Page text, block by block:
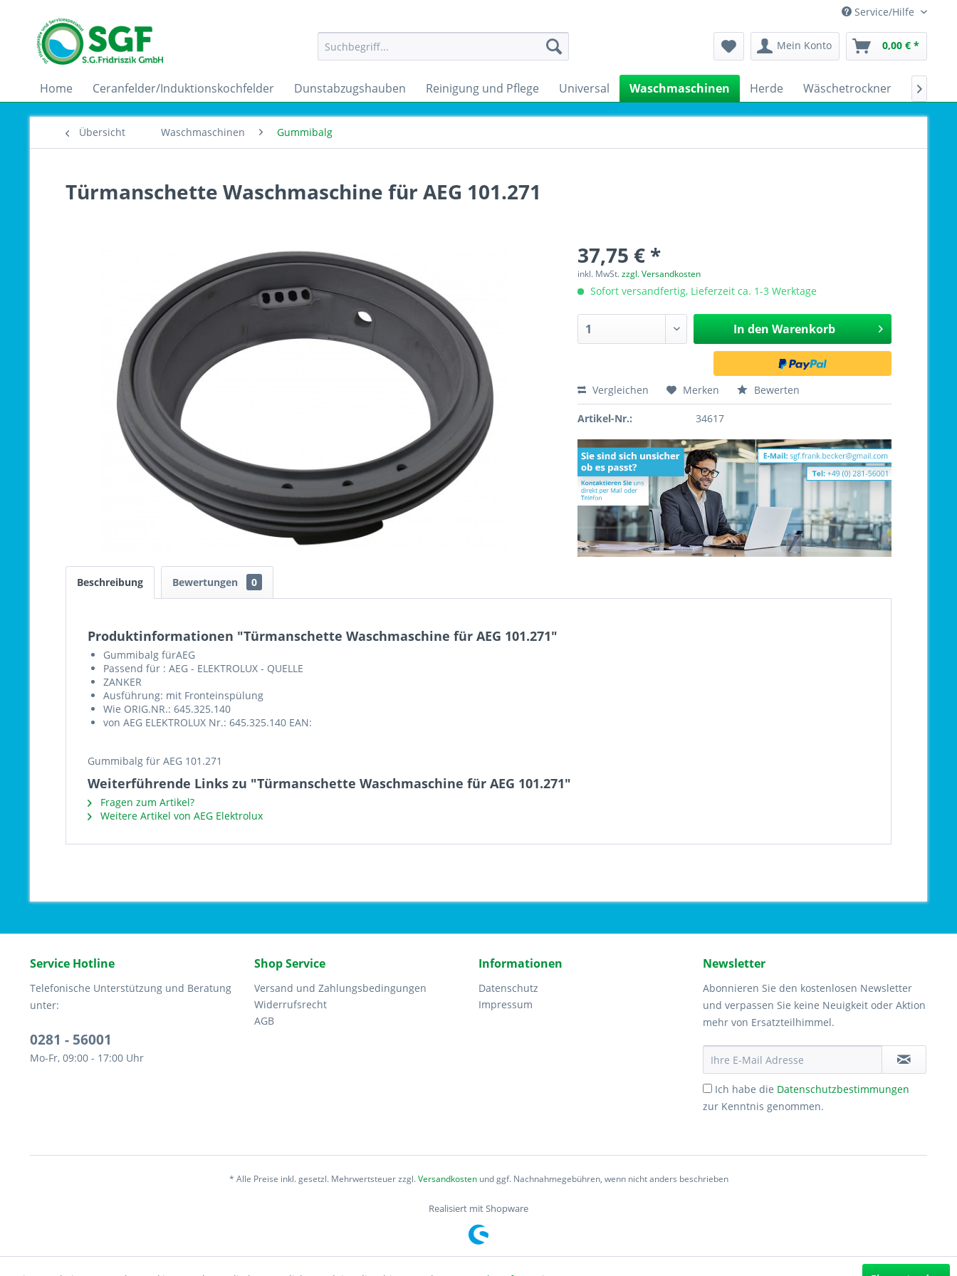
Service/Hilfe
Mein Konto 0,00 € *
Home Ceranfelder/Induktionskochfelder Dunstabzugshauben Reinigung und Pflege Universal Waschmaschinen Herde Wäschetrockner 
Übersicht Waschmaschinen Gummibalg
Türmanschette Waschmaschine für AEG 101.271
37,75 € *
inkl. MwSt.zzgl. Versandkosten
Sofort versandfertig, Lieferzeit ca. 1-3 Werktage
In den Warenkorb
Vergleichen Merken Bewerten
Artikel-Nr.: 34617
Beschreibung Bewertungen 0
Produktinformationen "Türmanschette Waschmaschine für AEG 101.271"
Gummibalg fürAEG
Passend für : AEG - ELEKTROLUX - QUELLE
ZANKER
Ausführung: mit Fronteinspülung
Wie ORIG.NR.: 645.325.140
von AEG ELEKTROLUX Nr.: 645.325.140 EAN:
Gummibalg für AEG 101.271
Weiterführende Links zu "Türmanschette Waschmaschine für AEG 101.271"
Fragen zum Artikel?
Weitere Artikel von AEG Elektrolux
Service Hotline
Telefonische Unterstützung und Beratung
unter:
0281 - 56001
Mo-Fr, 09:00 - 17:00 Uhr
Shop Service
Versand und Zahlungsbedingungen
Widerrufsrecht
AGB
Informationen
Datenschutz
Impressum
Newsletter
Abonnieren Sie den kostenlosen Newsletter
und verpassen Sie keine Neuigkeit oder Aktion
mehr von Ersatzteilhimmel.
Ich habe die Datenschutzbestimmungen
zur Kenntnis genommen.
* Alle Preise inkl. gesetzl. Mehrwertsteuer zzgl.Versandkostenund ggf. Nachnahmegebühren, wenn nicht anders beschrieben
Realisiert mit Shopware